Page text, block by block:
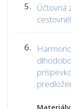
5.
Účtovná
6.
Materiály